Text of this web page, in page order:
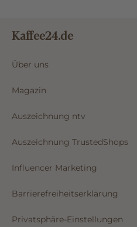
Kaffee24.de
Über uns
Magazin
Auszeichnung ntv
Auszeichnung TrustedShops
Influencer Marketing
Barrierefreiheitserklärung
Privatsphäre-Einstellungen